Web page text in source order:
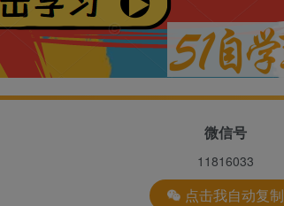
微信号
11816033
点击我自动复制